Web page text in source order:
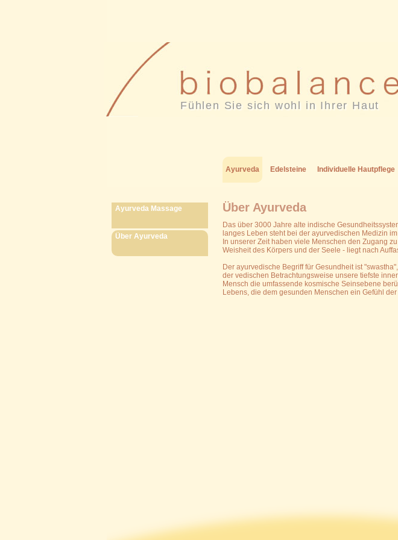
Fühlen Sie sich wohl in Ihrer Haut
Ayurveda Edelsteine Individuelle Hautpflege
Ayurveda Massage
Über Ayurveda
Über Ayurveda
Das über 3000 Jahre alte indische
langes Leben steht bei der ayurvedischen Medizin
In unserer Zeit haben viele Menschen den Zugang
Weisheit des Körpers und der Seele - liegt nach
Der ayurvedische Begriff für Gesundheit ist
der vedischen Betrachtungsweise unsere tiefste
Mensch die umfassende kosmische Seinsebene
Lebens, die dem gesunden Menschen ein Gefühl